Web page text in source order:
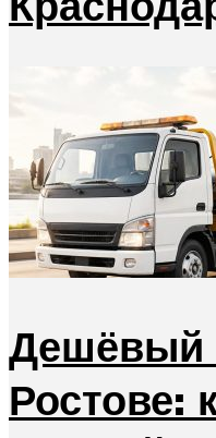
Дешёвый
Ростове: